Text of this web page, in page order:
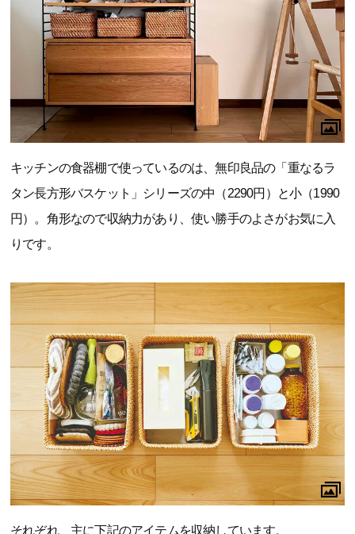
キッチンの食器棚で使っているのは、無印良品の「重なるラ
タン長方形バスケット」シリーズの中（2290円）と小（1990
円）。角形なので収納力があり、使い勝手のよさがお気に入
りです。
それぞれ、主に下記のアイテムを収納しています。